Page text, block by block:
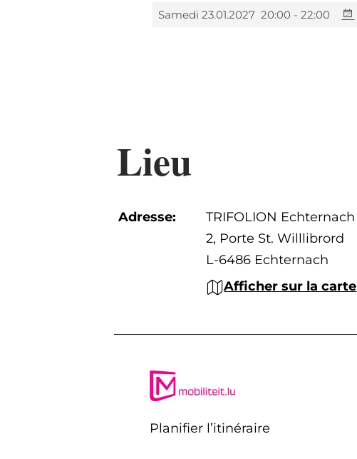
Samedi 23.01.2027 20:00 - 22:00
Lieu
Adresse:
TRIFOLION Echternach
2, Porte St. Willlibrord
L-6486 Echternach
Afficher sur la carte
Planifier l’itinéraire